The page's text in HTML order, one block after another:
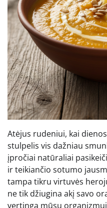
Atėjus rudeniui, kai
stulpelis vis dažniau
įpročiai natūraliai
ir teikiančio sotumo
tampa tikru virtuvės
ne tik džiugina akį savo
vertinga mūsų